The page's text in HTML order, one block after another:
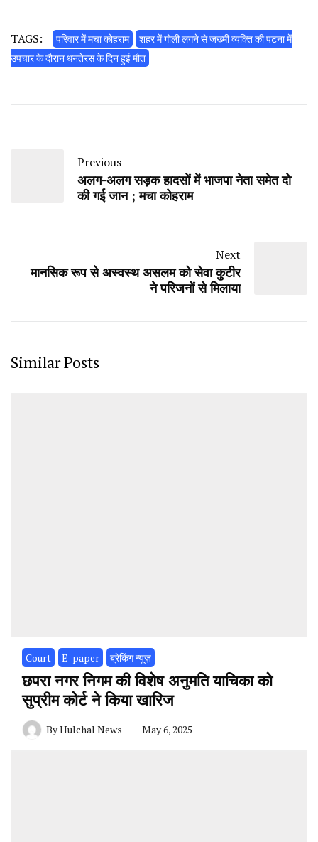
TAGS: परिवार में मचा कोहराम
शहर में गोली लगने से जख्मी व्यक्ति की पटना में
उपचार के दौरान धनतेरस के दिन हुई मौत
Previous
अलग-अलग सड़क हादसों में भाजपा नेता समेत दो
की गई जान ; मचा कोहराम
Next
मानसिक रूप से अस्वस्थ असलम को सेवा कुटीर
ने परिजनों से मिलाया
Similar Posts
Court E-paper ब्रेकिंग न्यूज़
छपरा नगर निगम की विशेष अनुमति याचिका को
सुप्रीम कोर्ट ने किया खारिज
ByHulchal News May 6, 2025